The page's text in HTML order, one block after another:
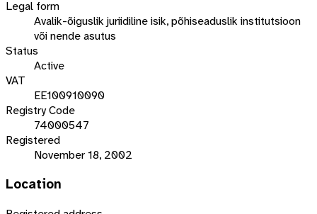
Legal form
Avalik-õiguslik juriidiline isik, põhiseaduslik institutsioon
või nende asutus
Status
Active
VAT
EE100910090
Registry Code
74000547
Registered
November 18, 2002
Location